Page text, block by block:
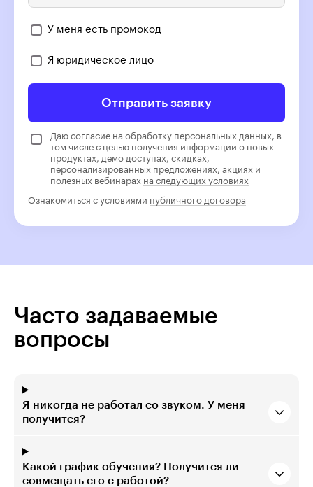
У меня есть промокод
Я юридическое лицо
Отправить заявку
Даю согласие на обработку персональных данных, в
том числе с целью получения информации о новых
продуктах, демо доступах, скидках,
персонализированных предложениях, акциях и
полезных вебинарах на следующих условиях
Ознакомиться с условиями публичного договора
Часто задаваемые
вопросы
Я никогда не работал со звуком. У меня
получится?
Какой график обучения? Получится ли
совмещать его с работой?